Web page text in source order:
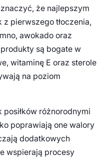
że najlepszym
pierwszego tłoczenia,
awokado oraz
są bogate w
witaminę E oraz sterole
na poziom
różnorodnymi
poprawiają one walory
dodatkowych
wspierają procesy